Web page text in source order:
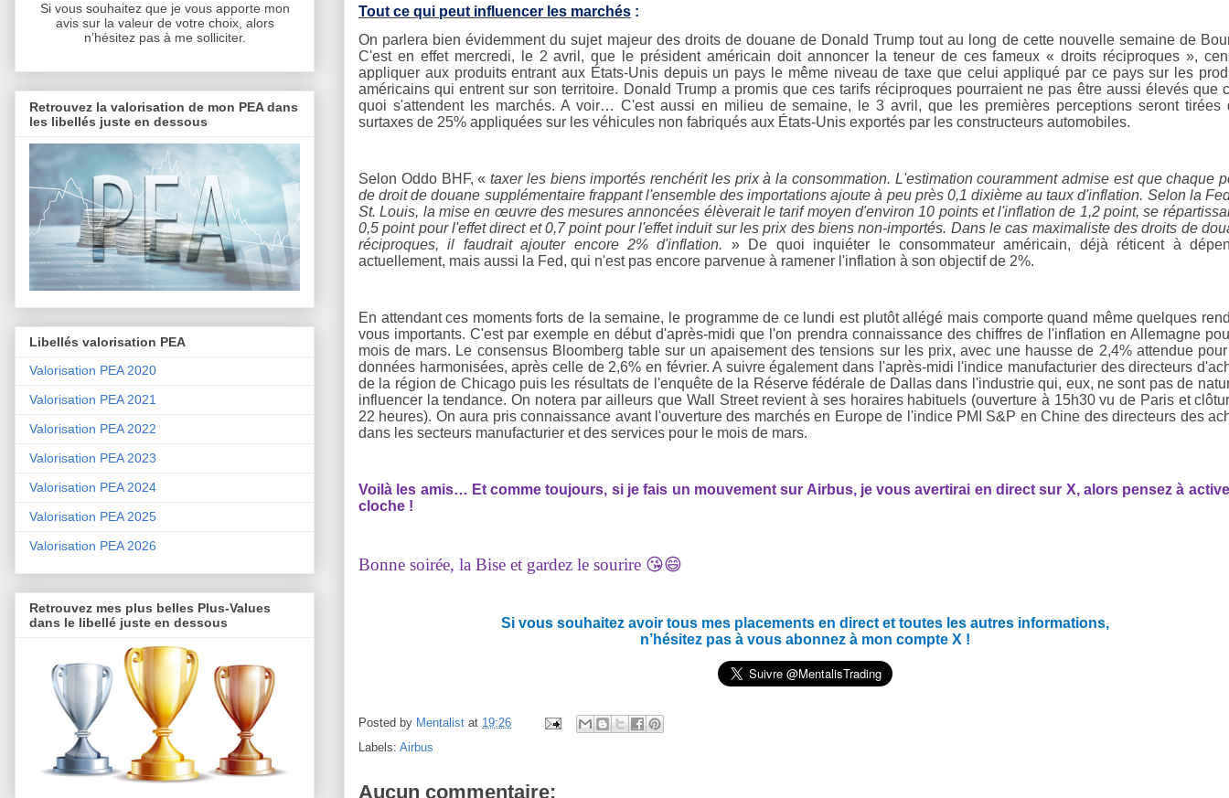
Tout ce qui peut influencer les marchés :
On parlera bien évidemment du sujet majeur des droits de douane de Donald Trump tout au long de cette nouvelle semaine de
C'est en effet mercredi, le 2 avril, que le président américain doit annoncer la teneur de ces fameux « droits réciproques »,
appliquer aux produits entrant aux États-Unis depuis un pays le même niveau de taxe que celui appliqué par ce pays sur les
américains qui entrent sur son territoire. Donald Trump a promis que ces tarifs réciproques pourraient ne pas être aussi élevés que
quoi s'attendent les marchés. A voir… C'est aussi en milieu de semaine, le 3 avril, que les premières perceptions seront tirées
surtaxes de 25% appliquées sur les véhicules non fabriqués aux États-Unis exportés par les constructeurs automobiles.
Selon Oddo BHF, « taxer les biens importés renchérit les prix à la consommation. L'estimation couramment admise est que chaque
de droit de douane supplémentaire frappant l'ensemble des importations ajoute à peu près 0,1 dixième au taux d'inflation. Selon la
St. Louis, la mise en œuvre des mesures annoncées élèverait le tarif moyen d'environ 10 points et l'inflation de 1,2 point, se
0,5 point pour l'effet direct et 0,7 point pour l'effet induit sur les prix des biens non-importés. Dans le cas maximaliste des droits de
réciproques, il faudrait ajouter encore 2% d'inflation. » De quoi inquiéter le consommateur américain, déjà réticent à
actuellement, mais aussi la Fed, qui n'est pas encore parvenue à ramener l'inflation à son objectif de 2%.
En attendant ces moments forts de la semaine, le programme de ce lundi est plutôt allégé mais comporte quand même quelques
vous importants. C'est par exemple en début d'après-midi que l'on prendra connaissance des chiffres de l'inflation en Allemagne
mois de mars. Le consensus Bloomberg table sur un apaisement des tensions sur les prix, avec une hausse de 2,4% attendue
données harmonisées, après celle de 2,6% en février. A suivre également dans l'après-midi l'indice manufacturier des directeurs
de la région de Chicago puis les résultats de l'enquête de la Réserve fédérale de Dallas dans l'industrie qui, eux, ne sont pas de
influencer la tendance. On notera par ailleurs que Wall Street revient à ses horaires habituels (ouverture à 15h30 vu de Paris et
22 heures). On aura pris connaissance avant l'ouverture des marchés en Europe de l'indice PMI S&P en Chine des directeurs des
dans les secteurs manufacturier et des services pour le mois de mars.
Voilà les amis… Et comme toujours, si je fais un mouvement sur Airbus, je vous avertirai en direct sur X, alors pensez à
cloche !
Bonne soirée, la Bise et gardez le sourire 😘😄
Si vous souhaitez avoir tous mes placements en direct et toutes les autres informations,
n’hésitez pas à vous abonnez à mon compte X !
Posted by Mentalist at 19:26
Labels: Airbus
Aucun commentaire:
Si vous souhaitez que je vous apporte mon
avis sur la valeur de votre choix, alors
n’hésitez pas à me solliciter.
Retrouvez la valorisation de mon PEA dans
les libellés juste en dessous
Libellés valorisation PEA
Valorisation PEA 2020
Valorisation PEA 2021
Valorisation PEA 2022
Valorisation PEA 2023
Valorisation PEA 2024
Valorisation PEA 2025
Valorisation PEA 2026
Retrouvez mes plus belles Plus-Values
dans le libellé juste en dessous